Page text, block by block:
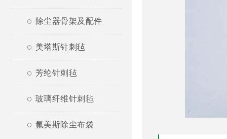
除尘器骨架及配件
美塔斯针刺毡
芳纶针刺毡
玻璃纤维针刺毡
氟美斯除尘布袋